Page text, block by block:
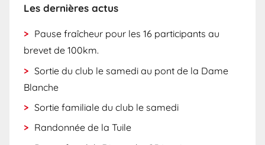
Les dernières actus
Pause fraîcheur pour les 16 participants au
brevet de 100km.
Sortie du club le samedi au pont de la Dame
Blanche
Sortie familiale du club le samedi
Randonnée de la Tuile